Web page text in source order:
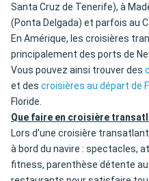
Santa Cruz de Tenerife), à
(Ponta Delgada) et parfois au
En Amérique, les croisières
principalement des ports de
Vous pouvez ainsi trouver des
et des croisières au départ de
Floride.
Que faire en croisière
Lors d'une croisière
à bord du navire : spectacles,
fitness, parenthèse détente